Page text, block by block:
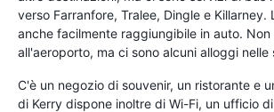
verso Farranfore, Tralee, Dingle e Killarney.
anche facilmente raggiungibile in auto. Non
all'aeroporto, ma ci sono alcuni alloggi nelle
C'è un negozio di souvenir, un ristorante e
di Kerry dispone inoltre di Wi-Fi, un ufficio